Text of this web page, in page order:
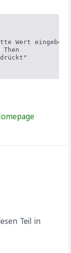
Wert
Then
Teil in